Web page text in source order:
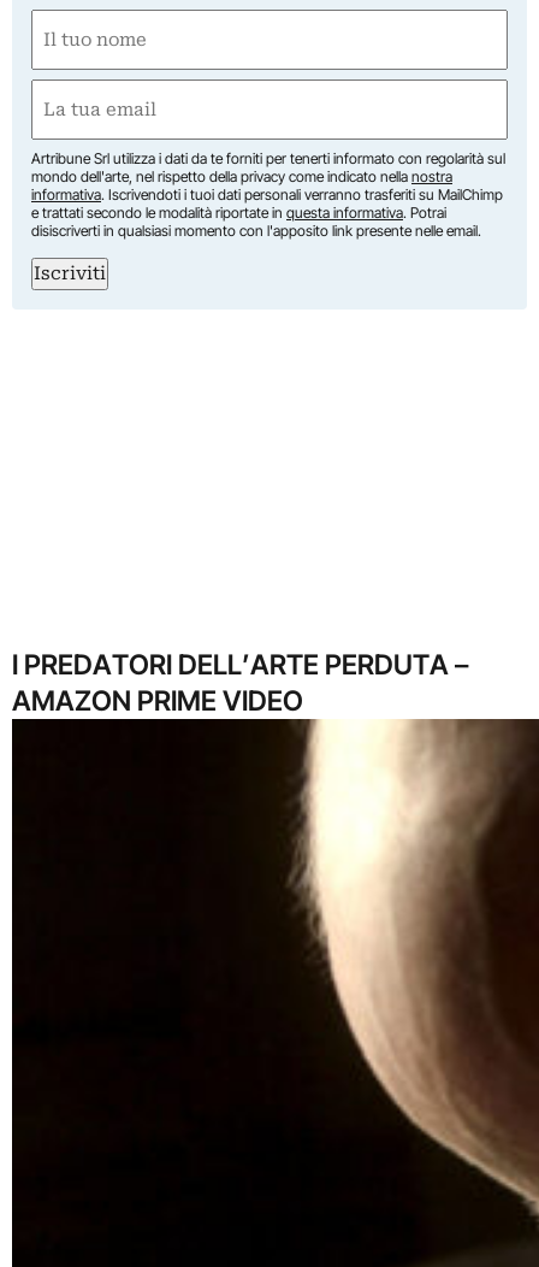
(Obbligatorio)
(Obbligatorio)
Artribune Srl utilizza i dati da te forniti per tenerti informato con regolarità sul
mondo dell'arte, nel rispetto della privacy come indicato nella nostra
informativa. Iscrivendoti i tuoi dati personali verranno trasferiti su MailChimp
e trattati secondo le modalità riportate in questa informativa. Potrai
disiscriverti in qualsiasi momento con l'apposito link presente nelle email.
Iscriviti
I PREDATORI DELL’ARTE PERDUTA –
AMAZON PRIME VIDEO